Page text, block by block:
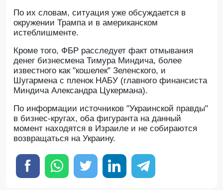
По их словам, ситуация уже обсуждается в
окружении Трампа и в американском
истеблишменте.
Кроме того, ФБР расследует факт отмывания
денег бизнесмена Тимура Миндича, более
известного как "кошелек" Зеленского, и
Шугармена с пленок НАБУ (главного финансиста
Миндича Александра Цукермана).
По информации источников "Украинской правды"
в бизнес-кругах, оба фигуранта на данный
момент находятся в Израиле и не собираются
возвращаться на Украину.